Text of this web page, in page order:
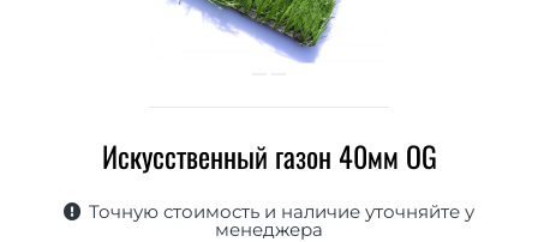
Искусственный газон 40мм ОG
Точную стоимость и наличие уточняйте у
менеджера